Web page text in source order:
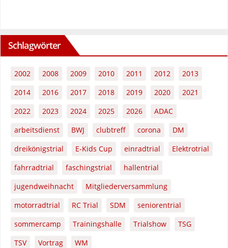
Schlagwörter
2002 2008 2009 2010 2011 2012
2013
2014
2016 2017 2018 2019 2020
2021
2022
2023 2024 2025 2026
ADAC
arbeitsdienst
BWJ clubtreff corona
DM
dreikönigstrial
E-Kids Cup einradtrial
Elektrotrial
fahrradtrial
faschingstrial
hallentrial
jugendweihnacht
Mitgliederversammlung
motorradtrial
RC Trial SDM
seniorentrial
sommercamp
Trainingshalle Trialshow
TSG
TSV
Vortrag WM